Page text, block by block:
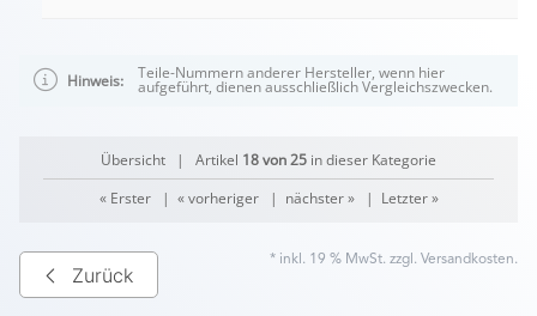
Hinweis: Teile-Nummern anderer Hersteller, wenn hier
aufgeführt, dienen ausschließlich Vergleichszwecken.
Übersicht | Artikel 18 von 25 in dieser Kategorie
« Erster| « vorheriger| nächster »| Letzter »
Zurück
* inkl. 19 % MwSt. zzgl. Versandkosten.